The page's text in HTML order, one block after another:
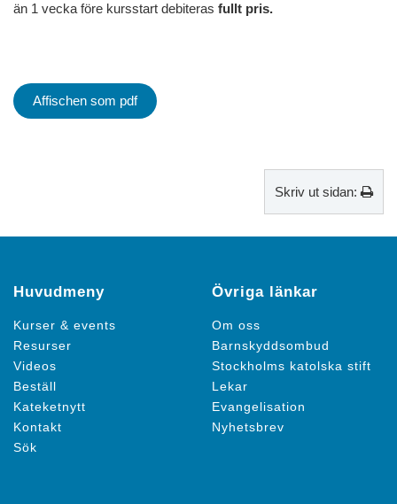
än 1 vecka före kursstart debiteras fullt pris.
Affischen som pdf
Skriv ut sidan:
Huvudmeny
Kurser & events
Resurser
Videos
Beställ
Kateketnytt
Kontakt
Sök
Övriga länkar
Om oss
Barnskyddsombud
Stockholms katolska stift
Lekar
Evangelisation
Nyhetsbrev